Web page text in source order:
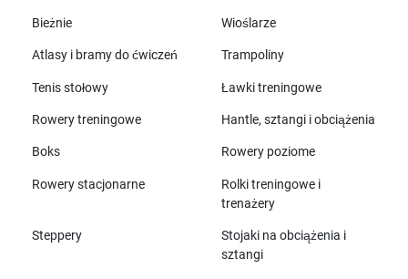
Bieżnie Wioślarze
Atlasy i bramy do ćwiczeń Trampoliny
Tenis stołowy Ławki treningowe
Rowery treningowe Hantle, sztangi i obciążenia
Boks Rowery poziome
Rowery stacjonarne
Rolki treningowe i
trenażery
Steppery
Stojaki na obciążenia i
sztangi